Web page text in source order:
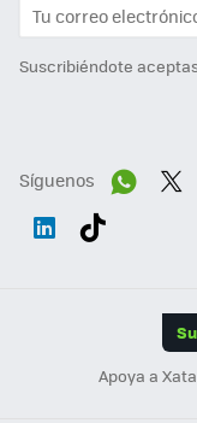
Suscribiéndote
Síguenos
Apoya a